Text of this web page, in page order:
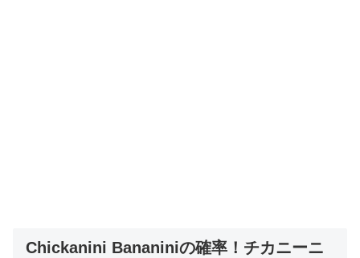
Chickanini Bananiniの確率！チカニーニ